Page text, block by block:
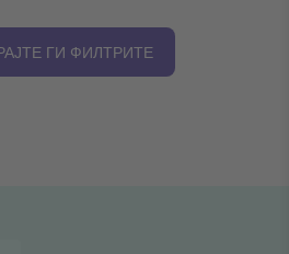
ГИ ФИЛТРИТЕ